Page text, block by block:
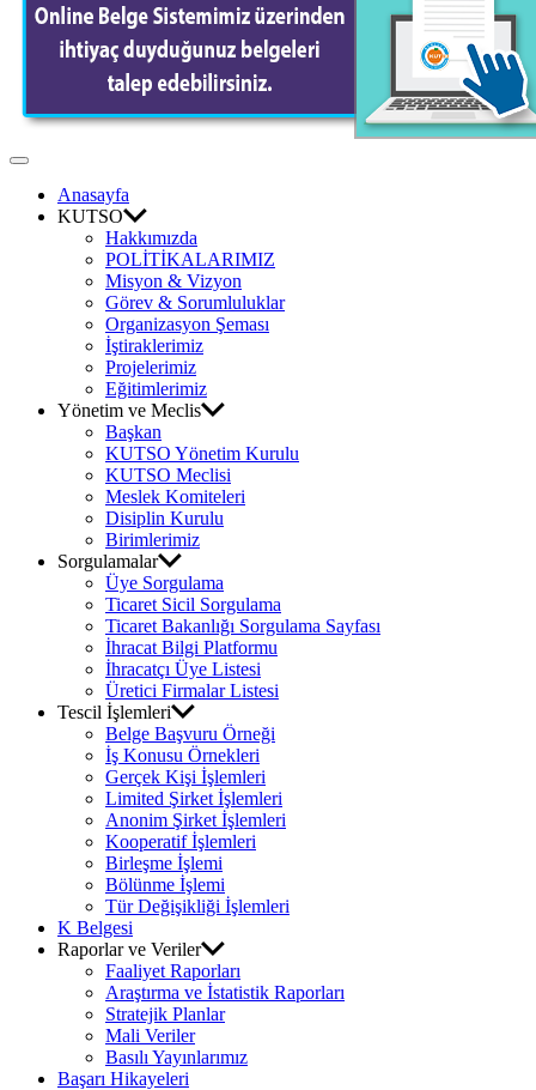
Odası
Off
CanvasAnasayfa
KUTSO
Hakkımızda
POLİTİKALARIMIZ
Misyon & Vizyon
Görev & Sorumluluklar
Organizasyon Şeması
İştiraklerimiz
Projelerimiz
Eğitimlerimiz
Yönetim ve Meclis
Başkan
KUTSO Yönetim Kurulu
KUTSO Meclisi
Meslek Komiteleri
Disiplin Kurulu
Birimlerimiz
Sorgulamalar
Üye Sorgulama
Ticaret Sicil Sorgulama
Ticaret Bakanlığı Sorgulama Sayfası
İhracat Bilgi Platformu
İhracatçı Üye Listesi
Üretici Firmalar Listesi
Tescil İşlemleri
Belge Başvuru Örneği
İş Konusu Örnekleri
Gerçek Kişi İşlemleri
Limited Şirket İşlemleri
Anonim Şirket İşlemleri
Kooperatif İşlemleri
Birleşme İşlemi
Bölünme İşlemi
Tür Değişikliği İşlemleri
K Belgesi
Raporlar ve Veriler
Faaliyet Raporları
Araştırma ve İstatistik Raporları
Stratejik Planlar
Mali Veriler
Basılı Yayınlarımız
Başarı Hikayeleri